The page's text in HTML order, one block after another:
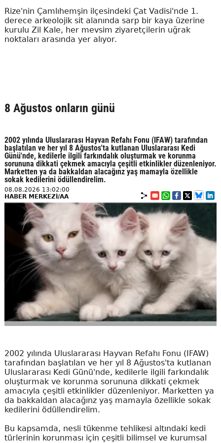
Rize'nin Çamlıhemşin ilçesindeki Çat Vadisi'nde 1.
derece arkeolojik sit alanında sarp bir kaya üzerine
kurulu Zil Kale, her mevsim ziyaretçilerin uğrak
noktaları arasında yer alıyor.
8 Ağustos onların günü
2002 yılında Uluslararası Hayvan Refahı Fonu (IFAW) tarafından
başlatılan ve her yıl 8 Ağustos'ta kutlanan Uluslararası Kedi
Günü'nde, kedilerle ilgili farkındalık oluşturmak ve korunma
sorununa dikkati çekmek amacıyla çeşitli etkinlikler düzenleniyor.
Marketten ya da bakkaldan alacağınz yaş mamayla özellikle
sokak kedilerini ödüllendirelim.
08.08.2026 13:02:00
HABER MERKEZİ/AA
2002 yılında Uluslararası Hayvan Refahı Fonu (IFAW)
tarafından başlatılan ve her yıl 8 Ağustos'ta kutlanan
Uluslararası Kedi Günü'nde, kedilerle ilgili farkındalık
oluşturmak ve korunma sorununa dikkati çekmek
amacıyla çeşitli etkinlikler düzenleniyor. Marketten ya
da bakkaldan alacağınz yaş mamayla özellikle sokak
kedilerini ödüllendirelim.
Bu kapsamda, nesli tükenme tehlikesi altındaki kedi
türlerinin korunması için çeşitli bilimsel ve kurumsal